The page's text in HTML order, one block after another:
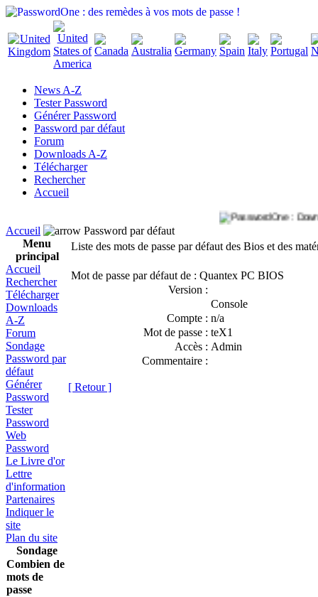
News A-Z
Tester Password
Générer Password
Password par défaut
Forum
Downloads A-Z
Télécharger
Rechercher
Accueil
Accueil
Password par défaut
Menu
principal
Accueil
Rechercher
Télécharger
Downloads
A-Z
Forum
Sondage
Password par
défaut
Générer
Password
Tester
Password
Web
Password
Le Livre d'or
Lettre
d'information
Partenaires
Indiquer le
site
Plan du site
Sondage
Combien de
mots de
passe
Liste des mots de passe par défaut des Bios et des
Mot de passe par défaut de : Quantex PC BIOS
Version :
Console
Compte : n/a
Mot de passe : teX1
Accès : Admin
Commentaire :
[ Retour ]